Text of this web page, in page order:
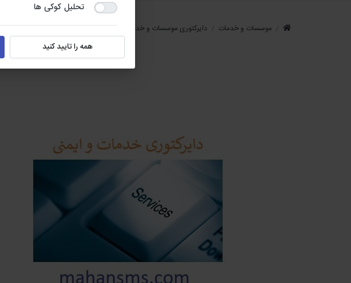
موسسات و خدمات دایرکتوری موسسات و خدمات دایرکتوری خدمات و ایمنی
تحلیل کوکی ها
همه را تایید کنید